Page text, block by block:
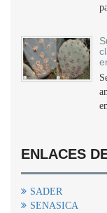
ENLACES
SADER
SENASICA